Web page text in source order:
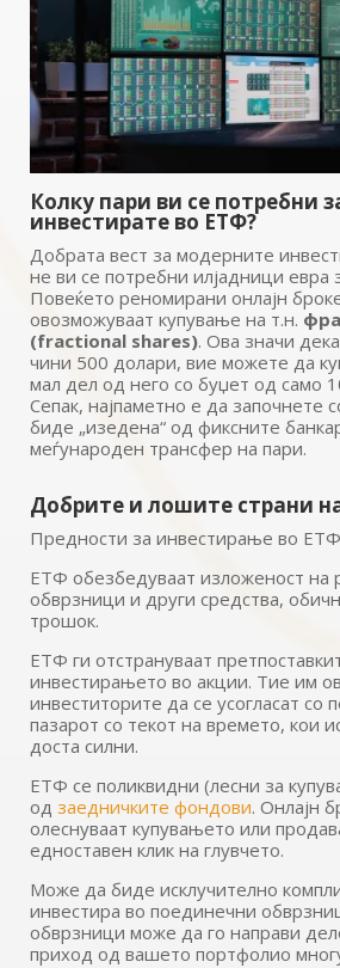
Колку пари ви се потребни
инвестирате во ЕТФ?
Добрата вест за модерните
не ви се потребни илјадници евра
Повеќето реномирани онлајн
овозможуваат купување на т.н.
(fractional shares). Ова значи
чини 500 долари, вие можете да
мал дел од него со буџет од само
Сепак, најпаметно е да започнете
биде „изедена“ од фиксните
меѓународен трансфер на пари.
Добрите и лошите страни
Предности за инвестирање во
ЕТФ обезбедуваат изложеност на
обврзници и други средства,
трошок.
ЕТФ ги отстрануваат
инвестирањето во акции. Тие им
инвеститорите да се усогласат со
пазарот со текот на времето, кои
доста силни.
ЕТФ се поликвидни (лесни за
од заедничките фондови. Онлајн
олеснуваат купувањето или
едноставен клик на глувчето.
Може да биде исклучително
инвестира во поединечни
обврзници може да го направи
приход од вашето портфолио